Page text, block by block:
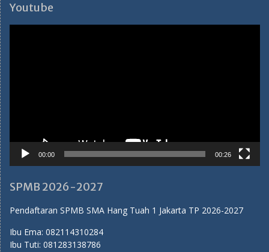
Youtube
00:00 00:26
SPMB 2026-2027
Pendaftaran SPMB SMA Hang Tuah 1 Jakarta TP 2026-2027
Ibu Ema: 082114310284
Ibu Tuti: 081283138786